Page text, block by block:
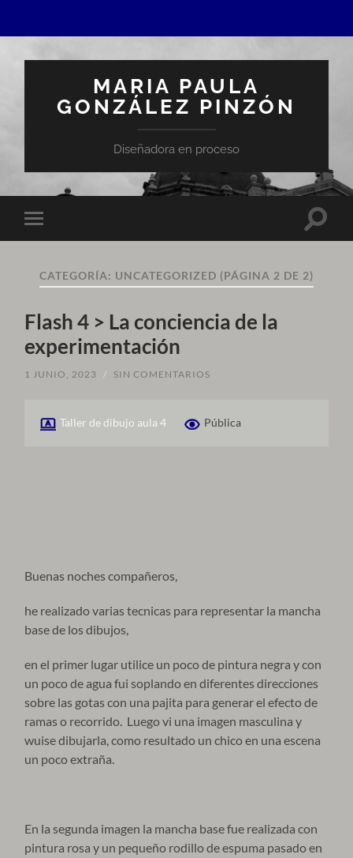
MARIA PAULA
GONZÁLEZ PINZÓN
Diseñadora en proceso
Alternar
el
móvil
CATEGORÍA: UNCATEGORIZED (PÁGINA 2 DE 2)
Flash 4 > La conciencia de la
experimentación
1 JUNIO, 2023 / SIN COMENTARIOS
Taller de dibujo aula 4 Pública
Buenas noches compañeros,
he realizado varias tecnicas para representar la mancha
base de los dibujos,
en el primer lugar utilice un poco de pintura negra y con
un poco de agua fui soplando en diferentes direcciones
sobre las gotas con una pajita para generar el efecto de
ramas o recorrido. Luego vi una imagen masculina y
wuise dibujarla, como resultado un chico en una escena
un poco extraña.
En la segunda imagen la mancha base fue realizada con
pintura rosa y un pequeño rodillo de espuma pasado en